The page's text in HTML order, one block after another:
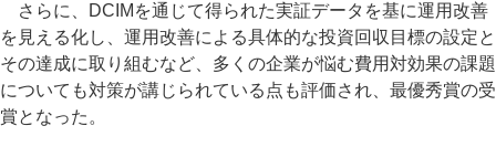
さらに、DCIMを通じて得られた実証データを基に運用改善
を見える化し、運用改善による具体的な投資回収目標の設定と
その達成に取り組むなど、多くの企業が悩む費用対効果の課題
についても対策が講じられている点も評価され、最優秀賞の受
賞となった。